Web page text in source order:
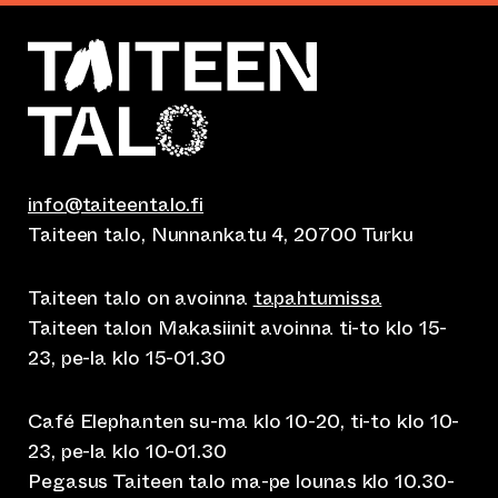
info@taiteentalo.fi
Taiteen talo, Nunnankatu 4, 20700 Turku
Taiteen talo on avoinna tapahtumissa
Taiteen talon Makasiinit avoinna ti-to klo 15-
23, pe-la klo 15-01.30
Café Elephanten su-ma klo 10-20, ti-to klo 10-
23, pe-la klo 10-01.30
Pegasus Taiteen talo ma-pe lounas klo 10.30-